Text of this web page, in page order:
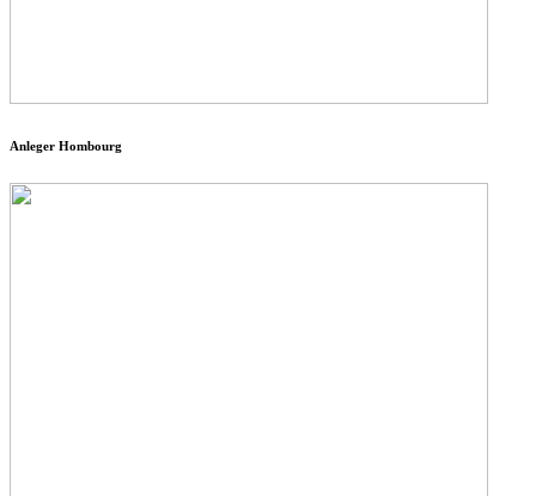
Anleger Hombourg